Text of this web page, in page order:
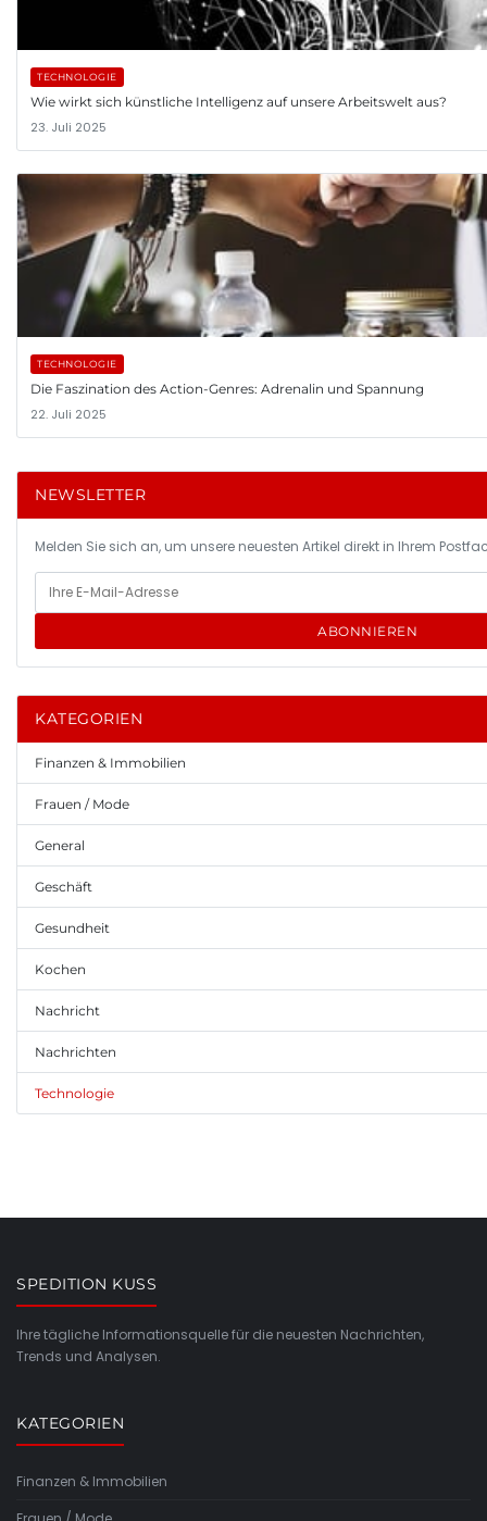
TECHNOLOGIE
Wie wirkt sich künstliche Intelligenz auf unsere Arbeitswelt aus?
23. Juli 2025
TECHNOLOGIE
Die Faszination des Action-Genres: Adrenalin und Spannung
22. Juli 2025
NEWSLETTER
Melden Sie sich an, um unsere neuesten Artikel direkt in Ihrem
ABONNIEREN
KATEGORIEN
Finanzen & Immobilien
Frauen / Mode
General
Geschäft
Gesundheit
Kochen
Nachricht
Nachrichten
Technologie
SPEDITION KUSS
Ihre tägliche Informationsquelle für die neuesten Nachrichten,
Trends und Analysen.
KATEGORIEN
Finanzen & Immobilien